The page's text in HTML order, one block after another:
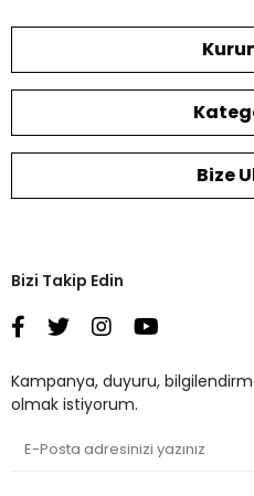
Bize
Bizi Takip Edin
Kampanya, duyuru,
olmak istiyorum.